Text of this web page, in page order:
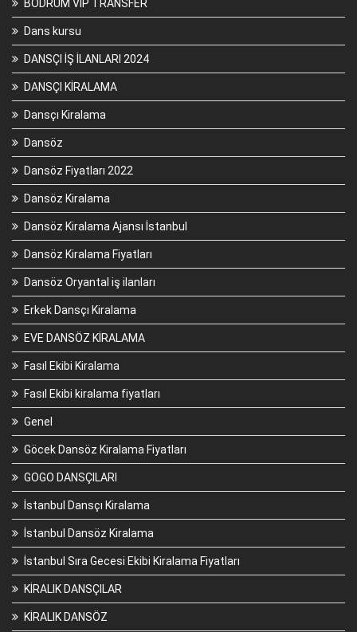
BODRUM VİP TRANSFER
Dans kursu
DANSÇI İŞ İLANLARI 2024
DANSÇI KİRALAMA
Dansçı Kiralama
Dansöz
Dansöz Fiyatları 2022
Dansöz Kiralama
Dansöz Kiralama Ajansı İstanbul
Dansöz Kiralama Fiyatları
Dansöz Oryantal iş ilanları
Erkek Dansçı Kiralama
EVE DANSÖZ KİRALAMA
Fasıl Ekibi Kiralama
Fasıl Ekibi kiralama fiyatları
Genel
Göcek Dansöz Kiralama Fiyatları
GOGO DANSÇILARI
İstanbul Dansçı Kiralama
İstanbul Dansöz Kiralama
İstanbul Sıra Gecesi Ekibi Kiralama Fiyatları
KİRALIK DANSÇILAR
KİRALIK DANSÖZ